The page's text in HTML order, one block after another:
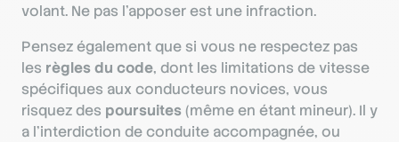
volant. Ne pas l’apposer est une infraction.
Pensez également que si vous ne respectez pas
les règles du code, dont les limitations de vitesse
spécifiques aux conducteurs novices, vous
risquez des poursuites(même en étant mineur). Il y
a l’interdiction de conduite accompagnée, ou